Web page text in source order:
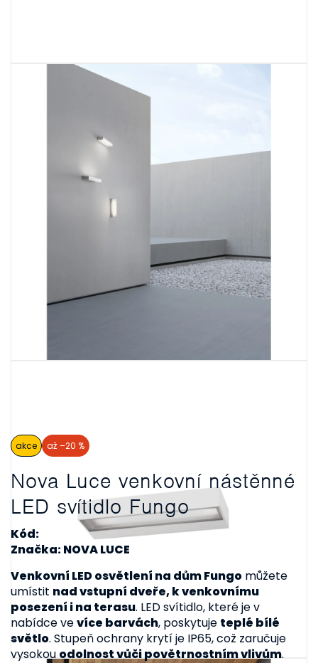
Nova Luce venkovní nástěnné
LED svítidlo Fungo
Kód:
akce až –20 %
Značka: NOVA LUCE
Venkovní LED osvětlení na dům Fungo můžete
umístit nad vstupní dveře, k venkovnímu
posezení i na terasu. LED svítidlo, které je v
nabídce vevíce barvách, poskytuje teplé bílé
světlo. Stupeň ochrany krytí je IP65, což zaručuje
vysokou odolnost vůči povětrnostním vlivům.